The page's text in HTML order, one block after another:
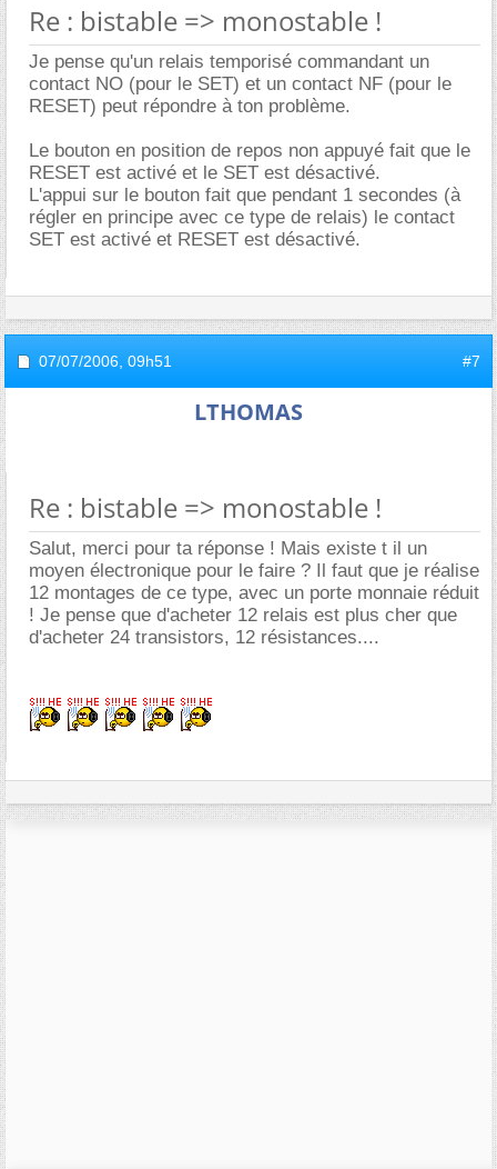
Re : bistable => monostable !
Je pense qu'un relais temporisé commandant un
contact NO (pour le SET) et un contact NF (pour le
RESET) peut répondre à ton problème.
Le bouton en position de repos non appuyé fait que le
RESET est activé et le SET est désactivé.
L'appui sur le bouton fait que pendant 1 secondes (à
régler en principe avec ce type de relais) le contact
SET est activé et RESET est désactivé.
07/07/2006, 09h51 #7
LTHOMAS
Re : bistable => monostable !
Salut, merci pour ta réponse ! Mais existe t il un
moyen électronique pour le faire ? Il faut que je réalise
12 montages de ce type, avec un porte monnaie réduit
! Je pense que d'acheter 12 relais est plus cher que
d'acheter 24 transistors, 12 résistances....